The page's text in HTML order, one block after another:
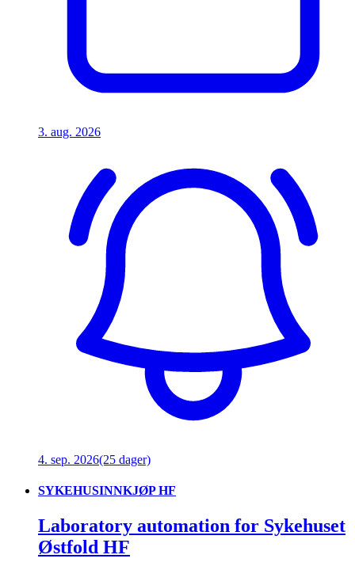
3. aug. 2026
4. sep. 2026(25 dager)
SYKEHUSINNKJØP HF
Laboratory automation for Sykehuset
Østfold HF